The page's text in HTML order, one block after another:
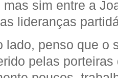
mas sim entre a
lideranças
lado, penso que o
pelas